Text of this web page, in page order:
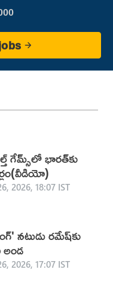
గేమ్స్‌లో భారత్‌కు
2026, 18:07 IST
నటుడు రమేష్‌కు
2026, 17:07 IST